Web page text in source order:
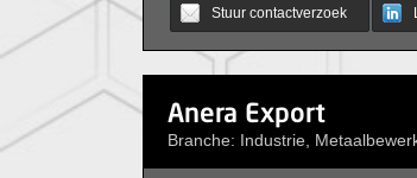
Stuur contactverzoek
Anera Export
Branche: Industrie,